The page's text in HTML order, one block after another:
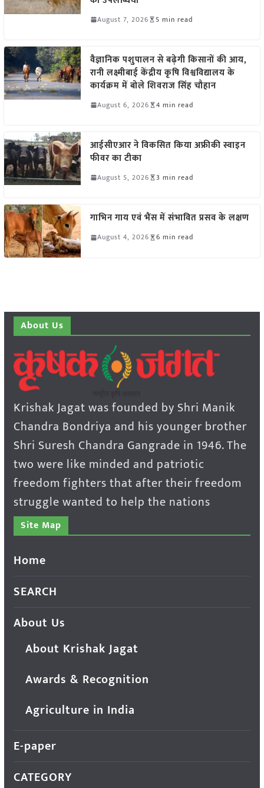
August 7, 2026 5 min read
वैज्ञानिक पशुपालन से बढ़ेगी किसानों की आय,
रानी लक्ष्मीबाई केंद्रीय कृषि विश्वविद्यालय के
कार्यक्रम में बोले शिवराज सिंह चौहान
August 6, 2026 4 min read
आईसीएआर ने विकसित किया अफ्रीकी स्वाइन
फीवर का टीका
August 5, 2026 3 min read
गाभिन गाय एवं भैंस में संभावित प्रसव के लक्षण
August 4, 2026 6 min read
About Us
Krishak Jagat was founded by Shri Manik
Chandra Bondriya and his younger brother
Shri Suresh Chandra Gangrade in 1946. The
two were like minded and patriotic
freedom fighters that after their freedom
struggle wanted to help the nations
Site Map
Home
SEARCH
About Us
About Krishak Jagat
Awards & Recognition
Agriculture in India
E-paper
CATEGORY